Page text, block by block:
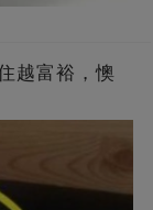
越富裕，懊